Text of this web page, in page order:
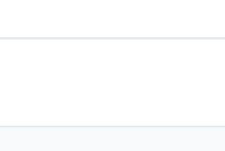
Kağıdı